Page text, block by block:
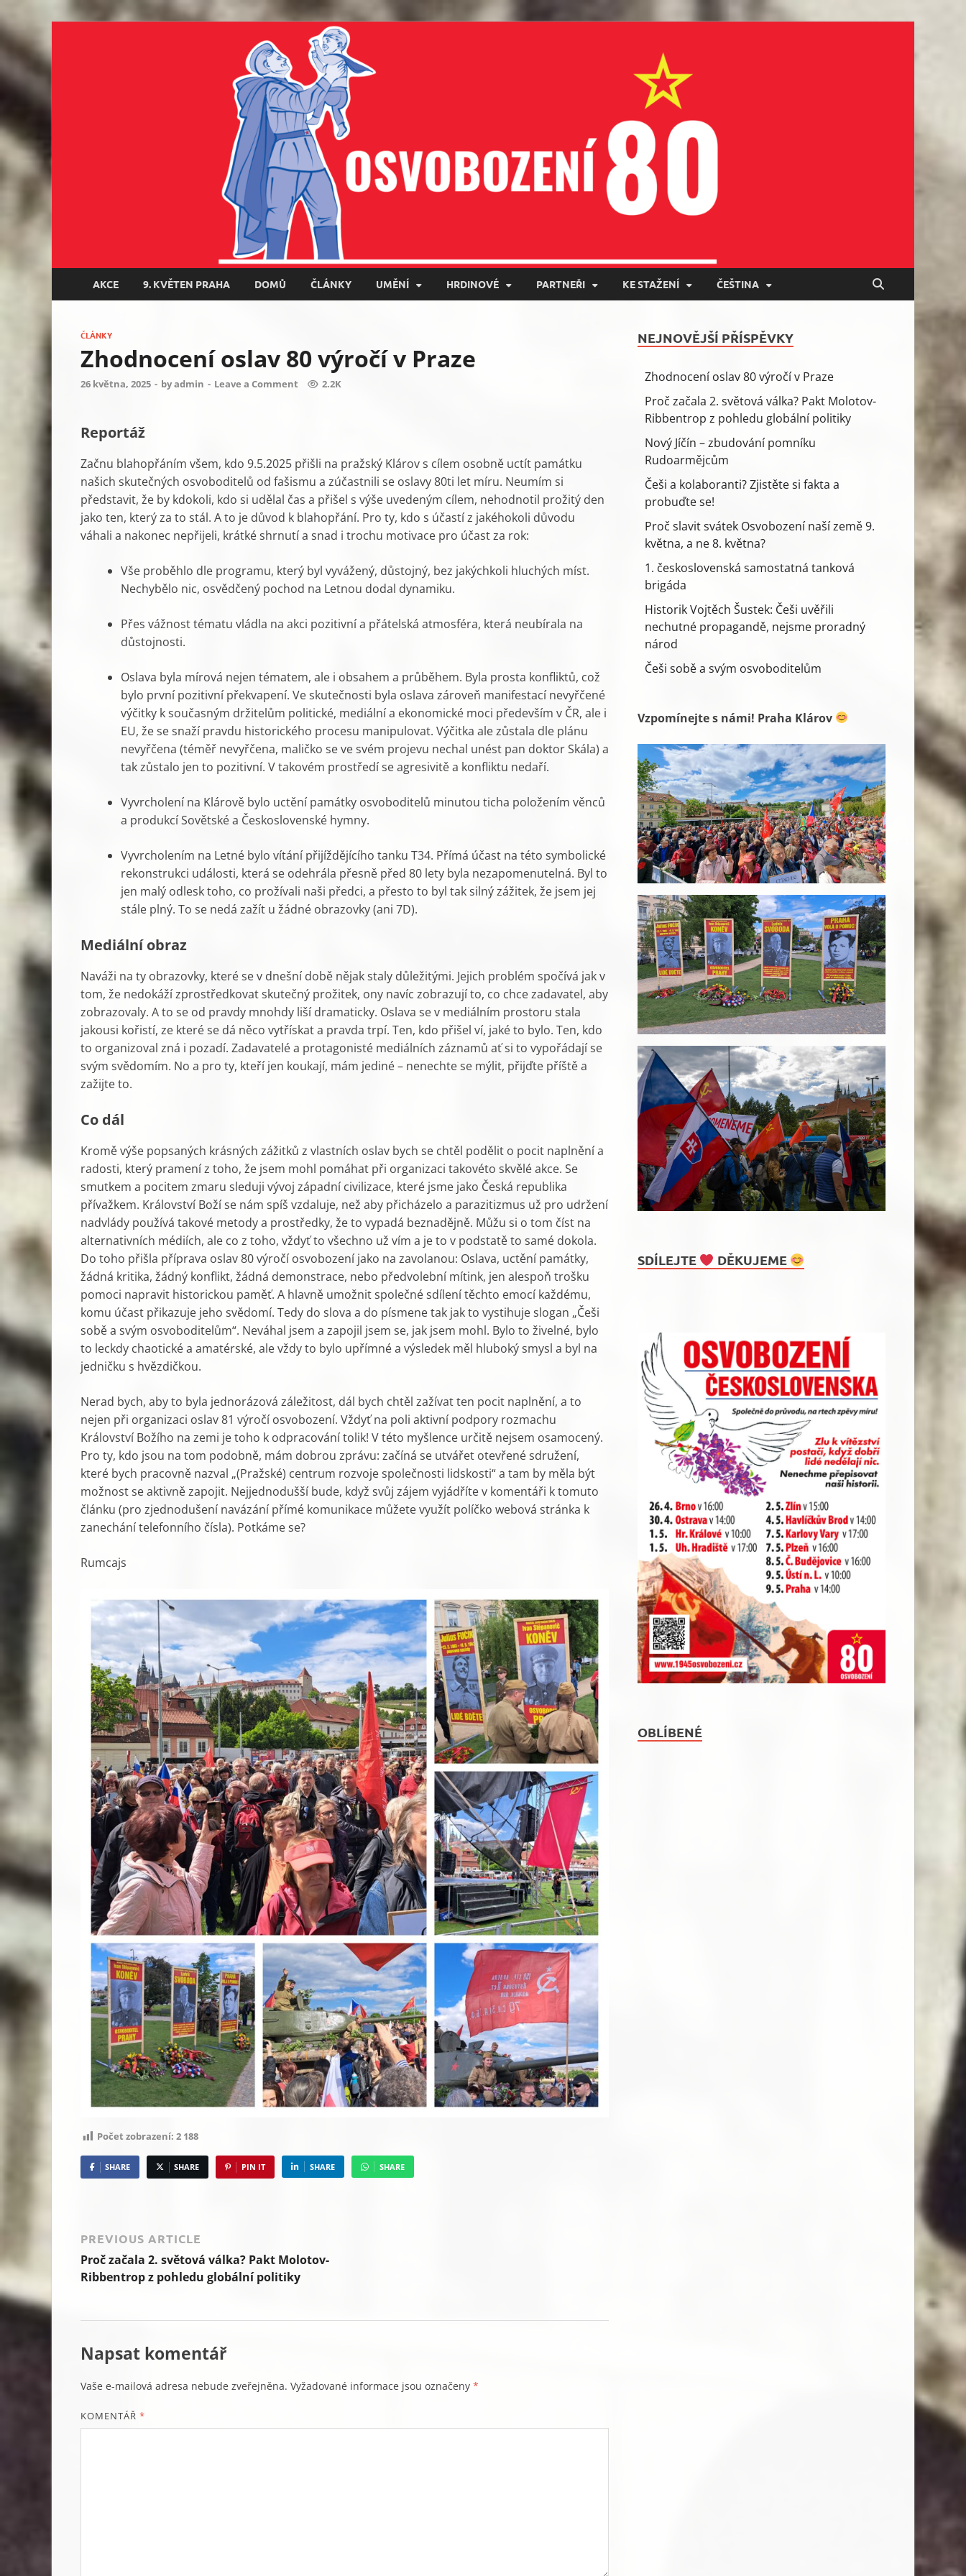
AKCE 9. KVĚTEN PRAHA DOMŮ ČLÁNKY UMĚNÍ HRDINOVÉ PARTNEŘI KE STAŽENÍ ČEŠTINA
ČLÁNKY
Zhodnocení oslav 80 výročí v Praze
26 května, 2025 - byadmin - Leave a Comment 2.2K
Reportáž
Začnu blahopřáním všem, kdo 9.5.2025 přišli na pražský Klárov s cílem osobně uctít památku
našich skutečných osvoboditelů od fašismu a zúčastnili se oslavy 80ti let míru. Neumím si
představit, že by kdokoli, kdo si udělal čas a přišel s výše uvedeným cílem, nehodnotil prožitý den
jako ten, který za to stál. A to je důvod k blahopřání. Pro ty, kdo s účastí z jakéhokoli důvodu
váhali a nakonec nepřijeli, krátké shrnutí a snad i trochu motivace pro účast za rok:
Vše proběhlo dle programu, který byl vyvážený, důstojný, bez jakýchkoli hluchých míst.
Nechybělo nic, osvědčený pochod na Letnou dodal dynamiku.
Přes vážnost tématu vládla na akci pozitivní a přátelská atmosféra, která neubírala na
důstojnosti.
Oslava byla mírová nejen tématem, ale i obsahem a průběhem. Byla prosta konfliktů, což
bylo první pozitivní překvapení. Ve skutečnosti byla oslava zároveň manifestací nevyřčené
výčitky k současným držitelům politické, mediální a ekonomické moci především v ČR, ale i
EU, že se snaží pravdu historického procesu manipulovat. Výčitka ale zůstala dle plánu
nevyřčena (téměř nevyřčena, maličko se ve svém projevu nechal unést pan doktor Skála) a
tak zůstalo jen to pozitivní. V takovém prostředí se agresivitě a konfliktu nedaří.
Vyvrcholení na Klárově bylo uctění památky osvoboditelů minutou ticha položením věnců
a produkcí Sovětské a Československé hymny.
Vyvrcholením na Letné bylo vítání přijíždějícího tanku T34. Přímá účast na této symbolické
rekonstrukci události, která se odehrála přesně před 80 lety byla nezapomenutelná. Byl to
jen malý odlesk toho, co prožívali naši předci, a přesto to byl tak silný zážitek, že jsem jej
stále plný. To se nedá zažít u žádné obrazovky (ani 7D).
Mediální obraz
Naváži na ty obrazovky, které se v dnešní době nějak staly důležitými. Jejich problém spočívá jak v
tom, že nedokáží zprostředkovat skutečný prožitek, ony navíc zobrazují to, co chce zadavatel, aby
zobrazovaly. A to se od pravdy mnohdy liší dramaticky. Oslava se v mediálním prostoru stala
jakousi kořistí, ze které se dá něco vytřískat a pravda trpí. Ten, kdo přišel ví, jaké to bylo. Ten, kdo
to organizoval zná i pozadí. Zadavatelé a protagonisté mediálních záznamů ať si to vypořádají se
svým svědomím. No a pro ty, kteří jen koukají, mám jediné – nenechte se mýlit, přijďte příště a
zažijte to.
Co dál
Kromě výše popsaných krásných zážitků z vlastních oslav bych se chtěl podělit o pocit naplnění a
radosti, který pramení z toho, že jsem mohl pomáhat při organizaci takovéto skvělé akce. Se
smutkem a pocitem zmaru sleduji vývoj západní civilizace, které jsme jako Česká republika
přívažkem. Království Boží se nám spíš vzdaluje, než aby přicházelo a parazitizmus už pro udržení
nadvlády používá takové metody a prostředky, že to vypadá beznadějně. Můžu si o tom číst na
alternativních médiích, ale co z toho, vždyť to všechno už vím a je to v podstatě to samé dokola.
Do toho přišla příprava oslav 80 výročí osvobození jako na zavolanou: Oslava, uctění památky,
žádná kritika, žádný konflikt, žádná demonstrace, nebo předvolební mítink, jen alespoň trošku
pomoci napravit historickou paměť. A hlavně umožnit společné sdílení těchto emocí každému,
komu účast přikazuje jeho svědomí. Tedy do slova a do písmene tak jak to vystihuje slogan „Češi
sobě a svým osvoboditelům“. Neváhal jsem a zapojil jsem se, jak jsem mohl. Bylo to živelné, bylo
to leckdy chaotické a amatérské, ale vždy to bylo upřímné a výsledek měl hluboký smysl a byl na
jedničku s hvězdičkou.
Nerad bych, aby to byla jednorázová záležitost, dál bych chtěl zažívat ten pocit naplnění, a to
nejen při organizaci oslav 81 výročí osvobození. Vždyť na poli aktivní podpory rozmachu
Království Božího na zemi je toho k odpracování tolik! V této myšlence určitě nejsem osamocený.
Pro ty, kdo jsou na tom podobně, mám dobrou zprávu: začíná se utvářet otevřené sdružení,
které bych pracovně nazval „(Pražské) centrum rozvoje společnosti lidskosti“ a tam by měla být
možnost se aktivně zapojit. Nejjednodušší bude, když svůj zájem vyjádříte v komentáři k tomuto
článku (pro zjednodušení navázání přímé komunikace můžete využít políčko webová stránka k
zanechání telefonního čísla). Potkáme se?
Rumcajs
Počet zobrazení: 2 188
SHARE SHARE PIN IT SHARE SHARE
PREVIOUS ARTICLE
Proč začala 2. světová válka? Pakt Molotov-
Ribbentrop z pohledu globální politiky
Napsat komentář
Vaše e-mailová adresa nebude zveřejněna. Vyžadované informace jsou označeny *
KOMENTÁŘ*
NEJNOVĚJŠÍ PŘÍSPĚVKY
Zhodnocení oslav 80 výročí v Praze
Proč začala 2. světová válka? Pakt Molotov-
Ribbentrop z pohledu globální politiky
Nový Jíčín – zbudování pomníku
Rudoarmějcům
Češi a kolaboranti? Zjistěte si fakta a
probuďte se!
Proč slavit svátek Osvobození naší země 9.
května, a ne 8. května?
1. československá samostatná tanková
brigáda
Historik Vojtěch Šustek: Češi uvěřili
nechutné propagandě, nejsme proradný
národ
Češi sobě a svým osvoboditelům
Vzpomínejte s námi! Praha Klárov
SDÍLEJTE DĚKUJEME
OBLÍBENÉ